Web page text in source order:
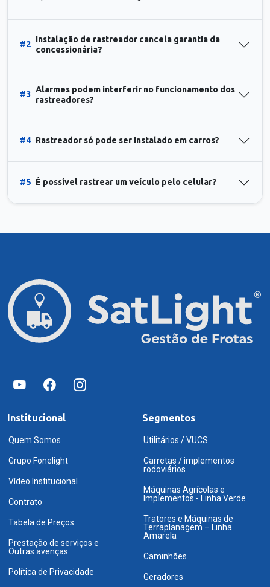
#2
Instalação de rastreador cancela garantia da
concessionária?
#3
Alarmes podem interferir no funcionamento dos
rastreadores?
#4 Rastreador só pode ser instalado em carros?
#5 É possível rastrear um veículo pelo celular?
Institucional
Quem Somos
Grupo Fonelight
Vídeo Institucional
Contrato
Tabela de Preços
Prestação de serviços e
Outras avenças
Política de Privacidade
Segmentos
Utilitários / VUCS
Carretas / implementos
rodoviários
Máquinas Agrícolas e
Implementos - Linha Verde
Tratores e Máquinas de
Terraplanagem – Linha
Amarela
Caminhões
Geradores